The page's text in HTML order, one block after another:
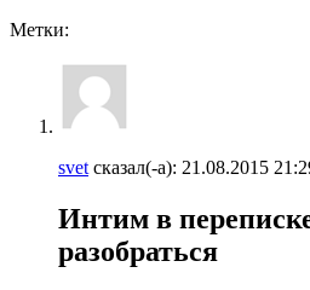
Метки:
svet сказал(-а): 21.08.2015
Интим в
разобраться